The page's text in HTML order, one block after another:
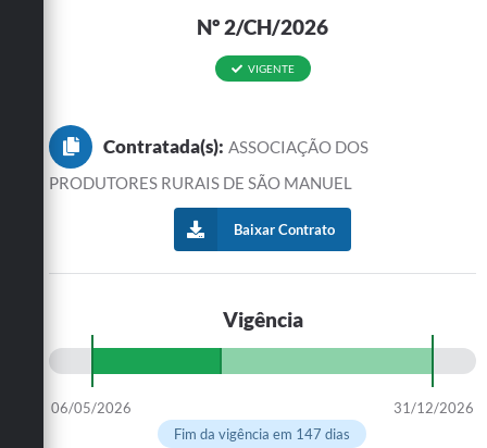
Legislação
Editais
Nº 2/CH/2026
VIGENTE
Contratada(s): ASSOCIAÇÃO DOS
PRODUTORES RURAIS DE SÃO MANUEL
Baixar Contrato
Vigência
06/05/2026
31/12/2026
Fim da vigência em 147 dias